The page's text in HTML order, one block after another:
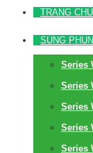
TRANG CHỦ
SÚNG
Series
Series
Series
Series
Series